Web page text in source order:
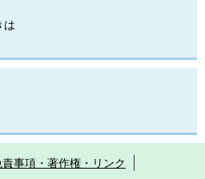
は
責事項・著作権・リンク